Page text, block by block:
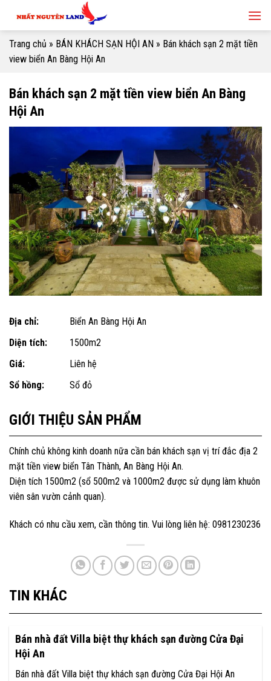
content
Trang chủ » BÁN KHÁCH SẠN HỘI AN » Bán khách sạn 2 mặt tiền
view biển An Bàng Hội An
Bán khách sạn 2 mặt tiền view biển An Bàng
Hội An
Địa chỉ:
Biển An Bàng Hội An
Diện tích:
1500m2
Giá:
Liên hệ
Sổ hồng:
Sổ đỏ
GIỚI THIỆU SẢN PHẨM
Chính chủ không kinh doanh nữa cần bán khách sạn vị trí đắc địa 2
mặt tiền view biển Tân Thành, An Bàng Hội An.
Diện tích 1500m2 (sổ 500m2 và 1000m2 được sử dụng làm khuôn
viên sân vườn cảnh quan).
Khách có nhu cầu xem, cần thông tin. Vui lòng liên hệ: 0981230236
TIN KHÁC
Bán nhà đất Villa biệt thự khách sạn đường Cửa Đại
Hội An
Bán nhà đất Villa biệt thự khách sạn đường Cửa Đại Hội An